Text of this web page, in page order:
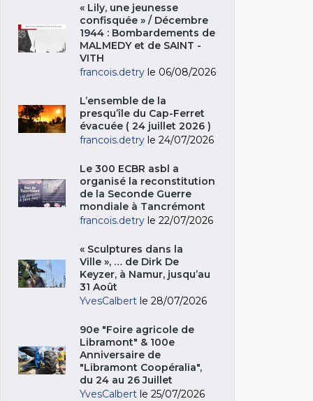
« Lily, une jeunesse
confisquée » / Décembre
1944 : Bombardements de
MALMEDY et de SAINT -
VITH
francois.detry le 06/08/2026
L’ensemble de la
presqu’île du Cap-Ferret
évacuée ( 24 juillet 2026 )
francois.detry le 24/07/2026
Le 300 ECBR asbl a
organisé la reconstitution
de la Seconde Guerre
mondiale à Tancrémont
francois.detry le 22/07/2026
« Sculptures dans la
Ville », … de Dirk De
Keyzer, à Namur, jusqu’au
31 Août
YvesCalbert le 28/07/2026
90e "Foire agricole de
Libramont" & 100e
Anniversaire de
"Libramont Coopéralia",
du 24 au 26 Juillet
YvesCalbert le 25/07/2026